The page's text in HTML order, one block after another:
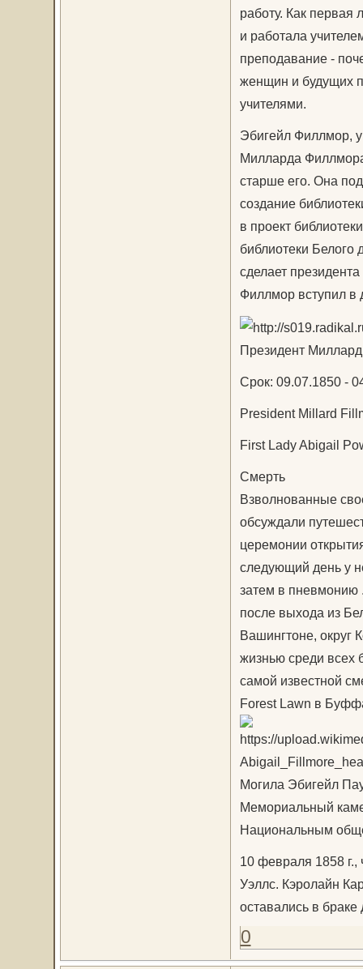
работу. Как первая
и работала
преподавание -
женщин и будущих
учителями.
Эбигейл Филлмор,
Милларда
старше его. Она
создание
в проект
библиотеки Белого
сделает
Филлмор вступил в
Президент
Срок: 09.07.1850 -
President Millard
First Lady Abigail
Смерть
Взволнованные
обсуждали
церемонии
следующий день у
затем в пневмонию
после выхода из
Вашингтоне, округ
жизнью среди всех
самой известной
Forest Lawn в
Могила Эбигейл
Мемориальный
Национальным
10 февраля 1858 г.,
Уэллс. Кэролайн
оставались в
0